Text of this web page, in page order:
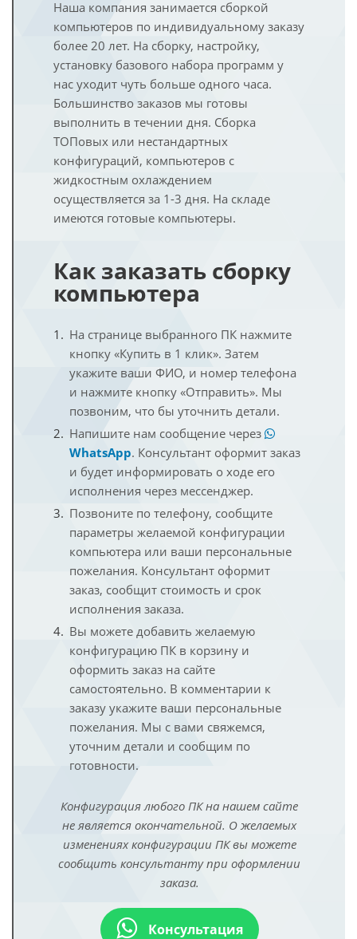
Наша компания занимается сборкой
компьютеров по индивидуальному заказу
более 20 лет. На сборку, настройку,
установку базового набора программ у
нас уходит чуть больше одного часа.
Большинство заказов мы готовы
выполнить в течении дня. Сборка
ТОПовых или нестандартных
конфигураций, компьютеров с
жидкостным охлаждением
осуществляется за 1-3 дня. На складе
имеются готовые компьютеры.
Как заказать сборку
компьютера
На странице выбранного ПК нажмите
кнопку «Купить в 1 клик». Затем
укажите ваши ФИО, и номер телефона
и нажмите кнопку «Отправить». Мы
позвоним, что бы уточнить детали.
Напишите нам сообщение через
WhatsApp. Консультант оформит заказ
и будет информировать о ходе его
исполнения через мессенджер.
Позвоните по телефону, сообщите
параметры желаемой конфигурации
компьютера или ваши персональные
пожелания. Консультант оформит
заказ, сообщит стоимость и срок
исполнения заказа.
Вы можете добавить желаемую
конфигурацию ПК в корзину и
оформить заказ на сайте
самостоятельно. В комментарии к
заказу укажите ваши персональные
пожелания. Мы с вами свяжемся,
уточним детали и сообщим по
готовности.
Конфигурация любого ПК на нашем сайте
не является окончательной. О желаемых
изменениях конфигурации ПК вы можете
сообщить консультанту при оформлении
заказа.
Консультация